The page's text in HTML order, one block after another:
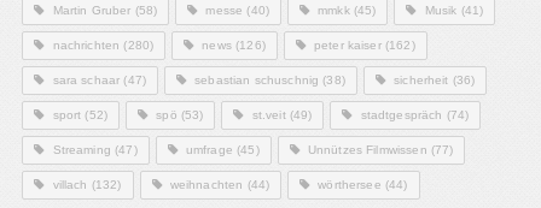
Martin Gruber (58) messe (40) mmkk(45) Musik (41)
nachrichten (280) news(126) peter kaiser(162)
sara schaar (47) sebastian schuschnig (38) sicherheit (36)
sport (52) spö (53) st.veit(49) stadtgespräch (74)
Streaming (47) umfrage (45) Unnützes Filmwissen (77)
villach (132) weihnachten (44) wörthersee (44)